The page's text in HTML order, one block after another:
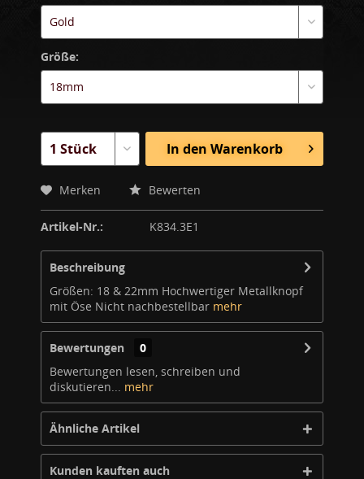
Größe:
In den Warenkorb
Merken Bewerten
Artikel-Nr.: K834.3E1
Beschreibung
Größen: 18 & 22mm Hochwertiger Metallknopf
mit Öse Nicht nachbestellbar mehr
Bewertungen
0
Bewertungen lesen, schreiben und
diskutieren... mehr
Ähnliche Artikel
Kunden kauften auch